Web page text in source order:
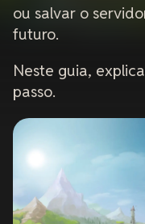
ou salvar o
futuro.
Neste guia,
passo.